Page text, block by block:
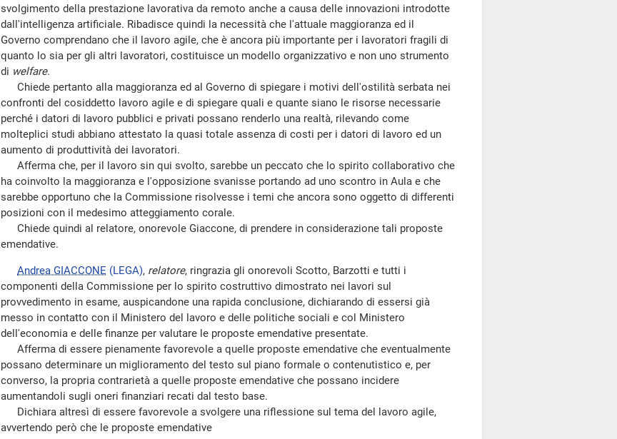
svolgimento della prestazione lavorativa da remoto anche a causa delle innovazioni introdotte
dall'intelligenza artificiale. Ribadisce quindi la necessità che l'attuale maggioranza ed il
Governo comprendano che il lavoro agile, che è ancora più importante per i lavoratori fragili di
quanto lo sia per gli altri lavoratori, costituisce un modello organizzativo e non uno strumento
di welfare.
Chiede pertanto alla maggioranza ed al Governo di spiegare i motivi dell'ostilità serbata nei
confronti del cosiddetto lavoro agile e di spiegare quali e quante siano le risorse necessarie
perché i datori di lavoro pubblici e privati possano renderlo una realtà, rilevando come
molteplici studi abbiano attestato la quasi totale assenza di costi per i datori di lavoro ed un
aumento di produttività dei lavoratori.
Afferma che, per il lavoro sin qui svolto, sarebbe un peccato che lo spirito collaborativo che
ha coinvolto la maggioranza e l'opposizione svanisse portando ad uno scontro in Aula e che
sarebbe opportuno che la Commissione risolvesse i temi che ancora sono oggetto di differenti
posizioni con il medesimo atteggiamento corale.
Chiede quindi al relatore, onorevole Giaccone, di prendere in considerazione tali proposte
emendative.
Andrea GIACCONE (LEGA), relatore, ringrazia gli onorevoli Scotto, Barzotti e tutti i
componenti della Commissione per lo spirito costruttivo dimostrato nei lavori sul
provvedimento in esame, auspicandone una rapida conclusione, dichiarando di essersi già
messo in contatto con il Ministero del lavoro e delle politiche sociali e col Ministero
dell'economia e delle finanze per valutare le proposte emendative presentate.
Afferma di essere pienamente favorevole a quelle proposte emendative che eventualmente
possano determinare un miglioramento del testo sul piano formale o contenutistico e, per
converso, la propria contrarietà a quelle proposte emendative che possano incidere
aumentandoli sugli oneri finanziari recati dal testo base.
Dichiara altresì di essere favorevole a svolgere una riflessione sul tema del lavoro agile,
avvertendo però che le proposte emendative